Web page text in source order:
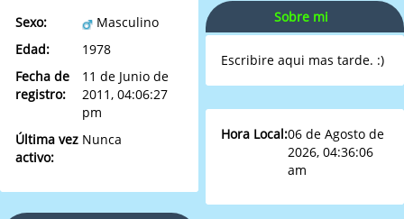
Sexo:
Masculino
Edad:
1978
Fecha de
registro:
11 de Junio de
2011, 04:06:27
pm
Última vez
activo:
Nunca
Sobre mi
Escribire aqui mas tarde. :)
Hora Local:06 de Agosto de
2026, 04:36:06
am